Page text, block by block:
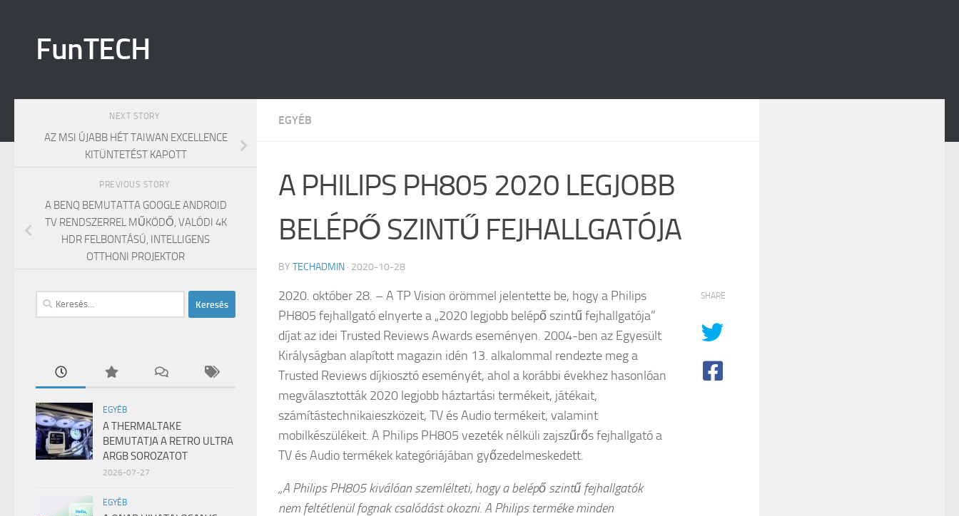
FunTECH
EGYÉB
A PHILIPS PH805 2020 LEGJOBB
BELÉPŐ SZINTŰ FEJHALLGATÓJA
BY TECHADMIN · 2020-10-28
2020. október 28. – A TP Vision örömmel jelentette be, hogy a Philips
PH805 fejhallgató elnyerte a „2020 legjobb belépő szintű fejhallgatója”
díjat az idei Trusted Reviews Awards eseményen. 2004-ben az Egyesült
Királyságban alapított magazin idén 13. alkalommal rendezte meg a
Trusted Reviews díjkiosztó eseményét, ahol a korábbi évekhez hasonlóan
megválasztották 2020 legjobb háztartási termékeit, játékait,
számítástechnikaieszközeit, TV és Audio termékeit, valamint
mobilkészülékeit. A Philips PH805 vezeték nélküli zajszűrős fejhallgató a
TV és Audio termékek kategóriájában győzedelmeskedett.
„A Philips PH805 kiválóan szemlélteti, hogy a belépő szintű fejhallgatók
nem feltétlenül fognak csalódást okozni. A Philips terméke minden
SHARE
NEXT STORY
AZ MSI ÚJABB HÉT TAIWAN EXCELLENCE
KITÜNTETÉST KAPOTT
PREVIOUS STORY
A BENQ BEMUTATTA GOOGLE ANDROID
TV RENDSZERREL MŰKÖDŐ, VALÓDI 4K
HDR FELBONTÁSÚ, INTELLIGENS
OTTHONI PROJEKTOR
Keresés:
EGYÉB
A THERMALTAKE
BEMUTATJA A RETRO ULTRA
ARGB SOROZATOT
2026-07-27
EGYÉB